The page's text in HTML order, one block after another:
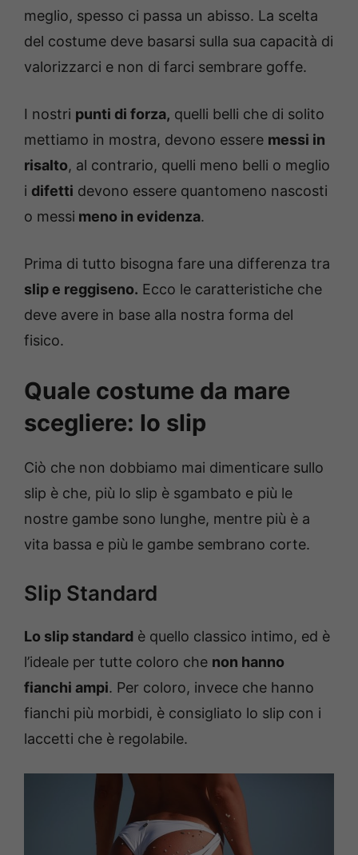
meglio, spesso ci passa un abisso. La scelta
del costume deve basarsi sulla sua capacità di
valorizzarci e non di farci sembrare goffe.
I nostri punti di forza, quelli belli che di solito
mettiamo in mostra, devono essere messi in
risalto, al contrario, quelli meno belli o meglio
i difetti devono essere quantomeno nascosti
o messi meno in evidenza.
Prima di tutto bisogna fare una differenza tra
slip e reggiseno. Ecco le caratteristiche che
deve avere in base alla nostra forma del
fisico.
Quale costume da mare
scegliere: lo slip
Ciò che non dobbiamo mai dimenticare sullo
slip è che, più lo slip è sgambato e più le
nostre gambe sono lunghe, mentre più è a
vita bassa e più le gambe sembrano corte.
Slip Standard
Lo slip standard è quello classico intimo, ed è
l’ideale per tutte coloro che non hanno
fianchi ampi. Per coloro, invece che hanno
fianchi più morbidi, è consigliato lo slip con i
laccetti che è regolabile.